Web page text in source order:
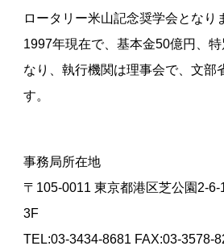
ロータリー米山記念奨学会となり
1997年現在で、基本金50億円、
なり、執行機関は理事会で、文部
す。
事務局所在地
〒105-0011 東京都港区芝公園2-
3F
TEL:03-3434-8681 FAX:03-3578-